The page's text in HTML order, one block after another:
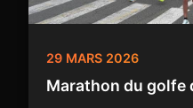
29 MARS 2026
Marathon du golfe